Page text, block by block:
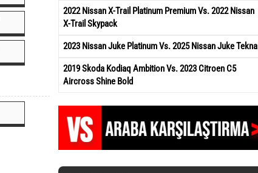
2022 Nissan X-Trail Platinum Premium Vs. 2022 Nissan
X-Trail Skypack
2023 Nissan Juke Platinum Vs. 2025 Nissan Juke Tekna
2019 Skoda Kodiaq Ambition Vs. 2023 Citroen C5
Aircross Shine Bold